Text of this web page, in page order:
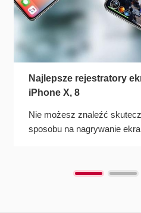
Najlepsze rejestratory
iPhone X, 8
Nie możesz znaleźć
sposobu na nagrywanie